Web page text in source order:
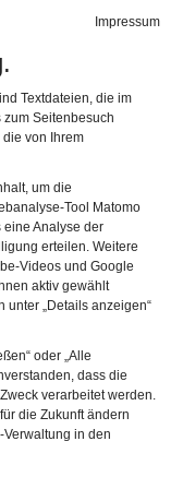
Impressum
Textdateien, die im
Seitenbesuch
von Ihrem
um die
Tool Matomo
eine Analyse der
erteilen. Weitere
Videos und Google
aktiv gewählt
„Details anzeigen“
oder „Alle
dass die
verarbeitet werden.
die Zukunft ändern
in den
de en